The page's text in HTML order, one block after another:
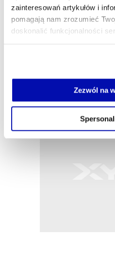
zainteresowań artykułów i
pomagają nam zrozumieć
doskonalić funkcjonalności
Jeżeli nie wyrażasz zgody na
możesz łatwo zarządzać
własnej przeglądarce
Zezwól na